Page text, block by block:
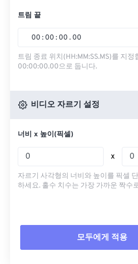
트림 끝
00 : 00 : 00 . 00
트림 종료 위치(HH:MM:SS.MS)를 지
00:00:00.00으로 둡니다.
비디오 자르기 설정
너비 x 높이(픽셀)
x
자르기 사각형의 너비와 높이를 픽셀
하세요. 홀수 치수는 가장 가까운 짝수
모두에게 적용